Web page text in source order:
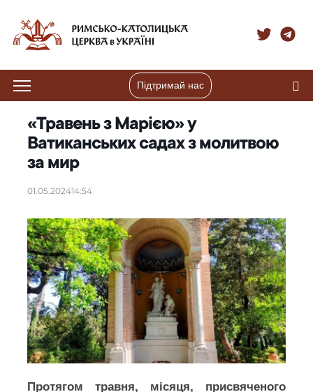
Підтримай нас
«Травень з Марією» у
Ватиканських садах з молитвою
за мир
01.05.202414:54
Протягом травня, місяця, присвяченого